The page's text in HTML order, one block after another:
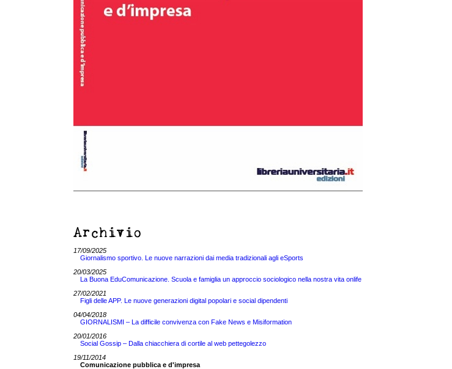
Archivio
17/09/2025
Giornalismo sportivo. Le nuove narrazioni dai media tradizionali agli eSports
20/03/2025
La Buona EduComunicazione. Scuola e famiglia un approccio sociologico nella nostra vita onlife
27/02/2021
Figli delle APP. Le nuove generazioni digital popolari e social dipendenti
04/04/2018
GIORNALISMI – La difficile convivenza con Fake News e Misiformation
20/01/2016
Social Gossip – Dalla chiacchiera di cortile al web pettegolezzo
19/11/2014
Comunicazione pubblica e d'impresa